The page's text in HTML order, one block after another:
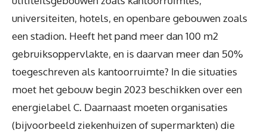
universiteiten, hotels, en openbare gebouwen zoals
een stadion. Heeft het pand meer dan 100 m2
gebruiksoppervlakte, en is daarvan meer dan 50%
toegeschreven als kantoorruimte? In die situaties
moet het gebouw begin 2023 beschikken over een
energielabel C. Daarnaast moeten organisaties
(bijvoorbeeld ziekenhuizen of supermarkten) die